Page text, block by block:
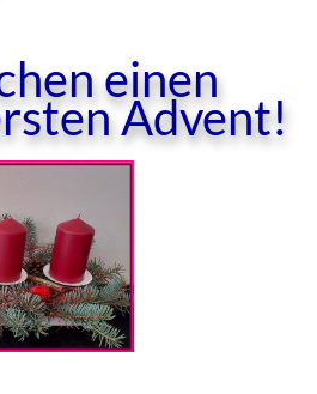
einen
Advent!